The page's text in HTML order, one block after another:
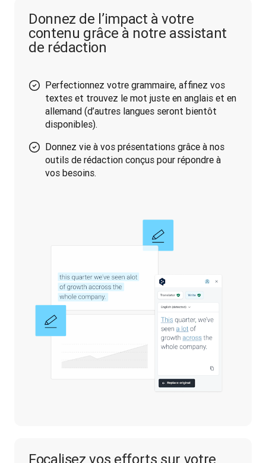
Donnez de l’impact à votre
contenu grâce à notre assistant
de rédaction
Perfectionnez votre grammaire, affinez vos
textes et trouvez le mot juste en anglais et en
allemand (d’autres langues seront bientôt
disponibles).
Donnez vie à vos présentations grâce à nos
outils de rédaction conçus pour répondre à
vos besoins.
Focalisez vos efforts sur votre